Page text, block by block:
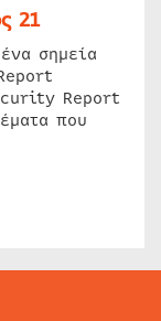
21
σημεία
Report
που